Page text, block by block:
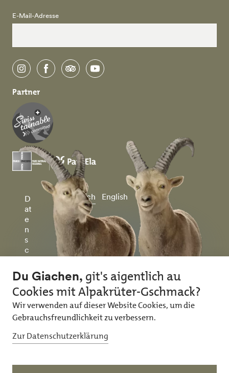
E-Mail-Adresse
instagramfacebooktripadvisoryoutube
Partner
D
at
e
n
s
c
tz
&
m
p
r
e
u
Deutsch English